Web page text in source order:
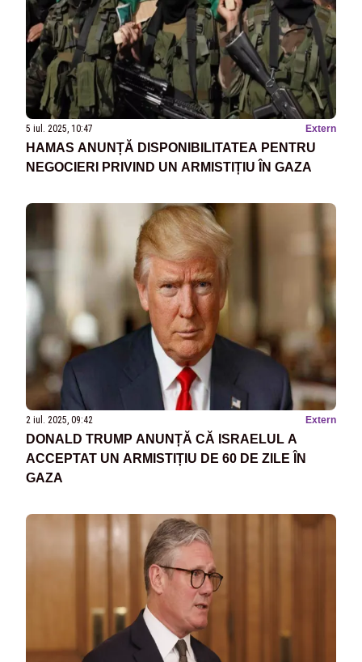
5 iul. 2025, 10:47 Extern
HAMAS ANUNȚĂ DISPONIBILITATEA PENTRU
NEGOCIERI PRIVIND UN ARMISTIȚIU ÎN GAZA
2 iul. 2025, 09:42 Extern
DONALD TRUMP ANUNȚĂ CĂ ISRAELUL A
ACCEPTAT UN ARMISTIȚIU DE 60 DE ZILE ÎN
GAZA